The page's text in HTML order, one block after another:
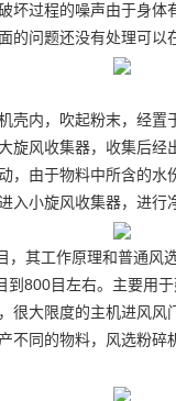
坏过程的噪声由于身
的问题还没有处理可以
壳内，吹起粉末，经
旋风收集器，收集后
，由于物料中所含的水
入小旋风收集器，进行
其工作原理和普通风
800目左右。主要用于
很大限度的主机进风
不同的物料，风选粉